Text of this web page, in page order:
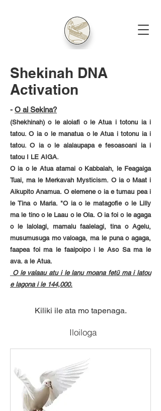
Shekinah DNA
Activation
- O ai Sekina?
(Shekhinah) o le aloiafi o le Atua i totonu ia i
tatou. O ia o le manatua o le Atua i totonu ia i
tatou. O ia o le alalaupapa e fesoasoani ia i
tatou I LE AIGA.
O ia o le Atua atamai o Kabbalah, le Feagaiga
Tuai, ma le Merkavah Mysticism. O ia o Maat i
Aikupito Anamua. O elemene o ia e tumau pea i
le Tina o Maria. "O ia o le matagofie o le Lilly
ma le tino o le Laau o le Ola. O ia foi o le agaga
o le lalolagi, mamalu faalelagi, tina o Agelu,
musumusuga mo valoaga, ma le puna o agaga,
faapea foi ma le faaipoipo i le Aso Sa ma le
ava. a le Atua.
O le valaau atu i le lanu moana fetū ma i latou
e lagona i le 144,000.
Kiliki ile ata mo tapenaga.
Iloiloga